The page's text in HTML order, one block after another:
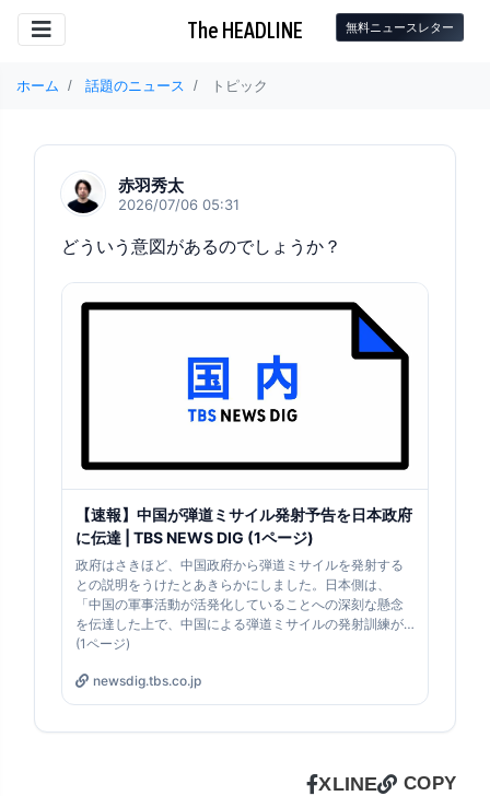
The HEADLINE 無料ニュースレター
ホーム 話題のニュース トピック
赤羽秀太
2026/07/06 05:31
どういう意図があるのでしょうか？
【速報】中国が弾道ミサイル発射予告を日本政府
に伝達 | TBS NEWS DIG (1ページ)
政府はさきほど、中国政府から弾道ミサイルを発射する
との説明をうけたとあきらかにしました。日本側は、
「中国の軍事活動が活発化していることへの深刻な懸念
を伝達した上で、中国による弾道ミサイルの発射訓練が…
(1ページ)
newsdig.tbs.co.jp
XLINE COPY